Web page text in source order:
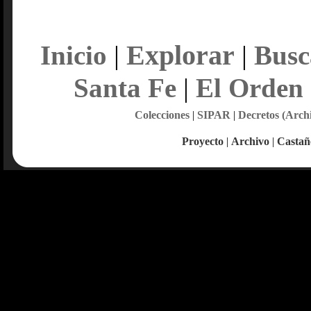
Inicio | Explorar |
Santa Fe| El Orden
Colecciones| SIPAR | Decretos
Proyecto | Archivo |